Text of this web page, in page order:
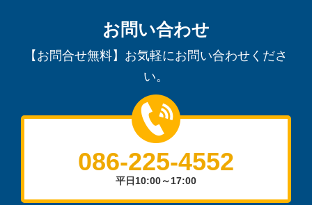
お問い合わせ
【お問合せ無料】お気軽にお問い合わせくださ
い。
086-225-4552
平日10:00～17:00